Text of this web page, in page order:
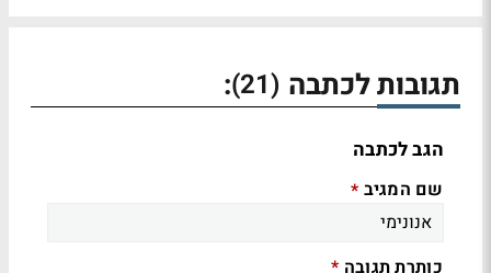
תגובות לכתבה (21)
:
הגב לכתבה
שם המגיב *
כותרת תגובה *